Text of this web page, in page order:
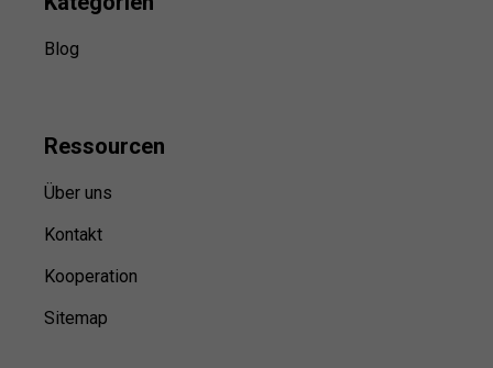
Blog
Ressourcen
Über uns
Kontakt
Kooperation
Sitemap